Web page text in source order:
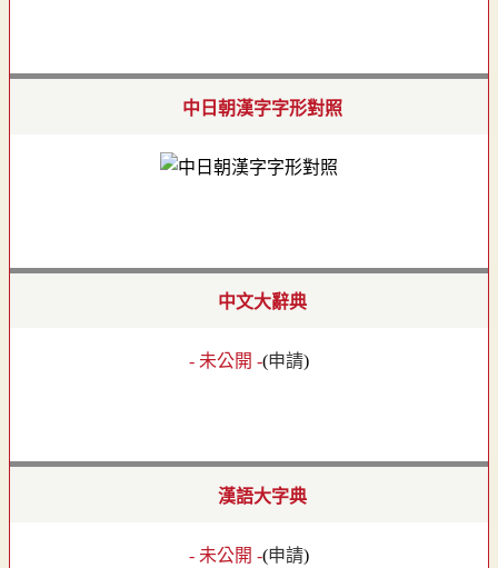
中日朝漢字字形對照
中文大辭典
- 未公開 -(申請)
漢語大字典
- 未公開 -(申請)